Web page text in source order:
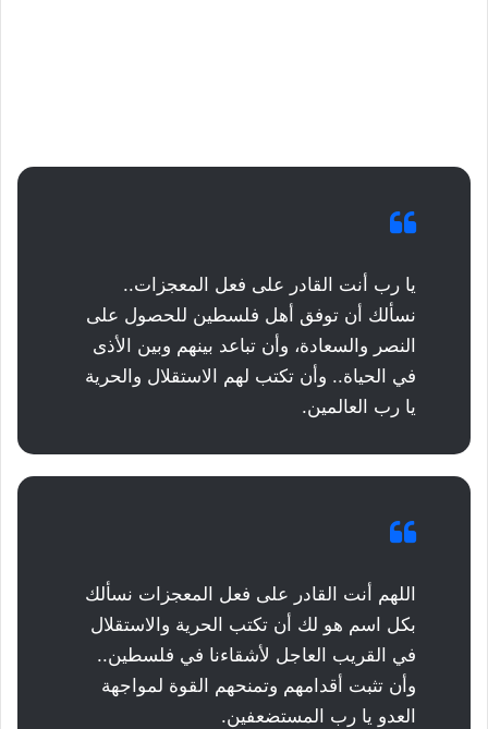
يا رب أنت القادر على فعل المعجزات..
نسألك أن توفق أهل فلسطين للحصول على
النصر والسعادة، وأن تباعد بينهم وبين الأذى
في الحياة.. وأن تكتب لهم الاستقلال والحرية
يا رب العالمين.
اللهم أنت القادر على فعل المعجزات نسألك
بكل اسم هو لك أن تكتب الحرية والاستقلال
في القريب العاجل لأشقاءنا في فلسطين..
وأن تثبت أقدامهم وتمنحهم القوة لمواجهة
العدو يا رب المستضعفين.